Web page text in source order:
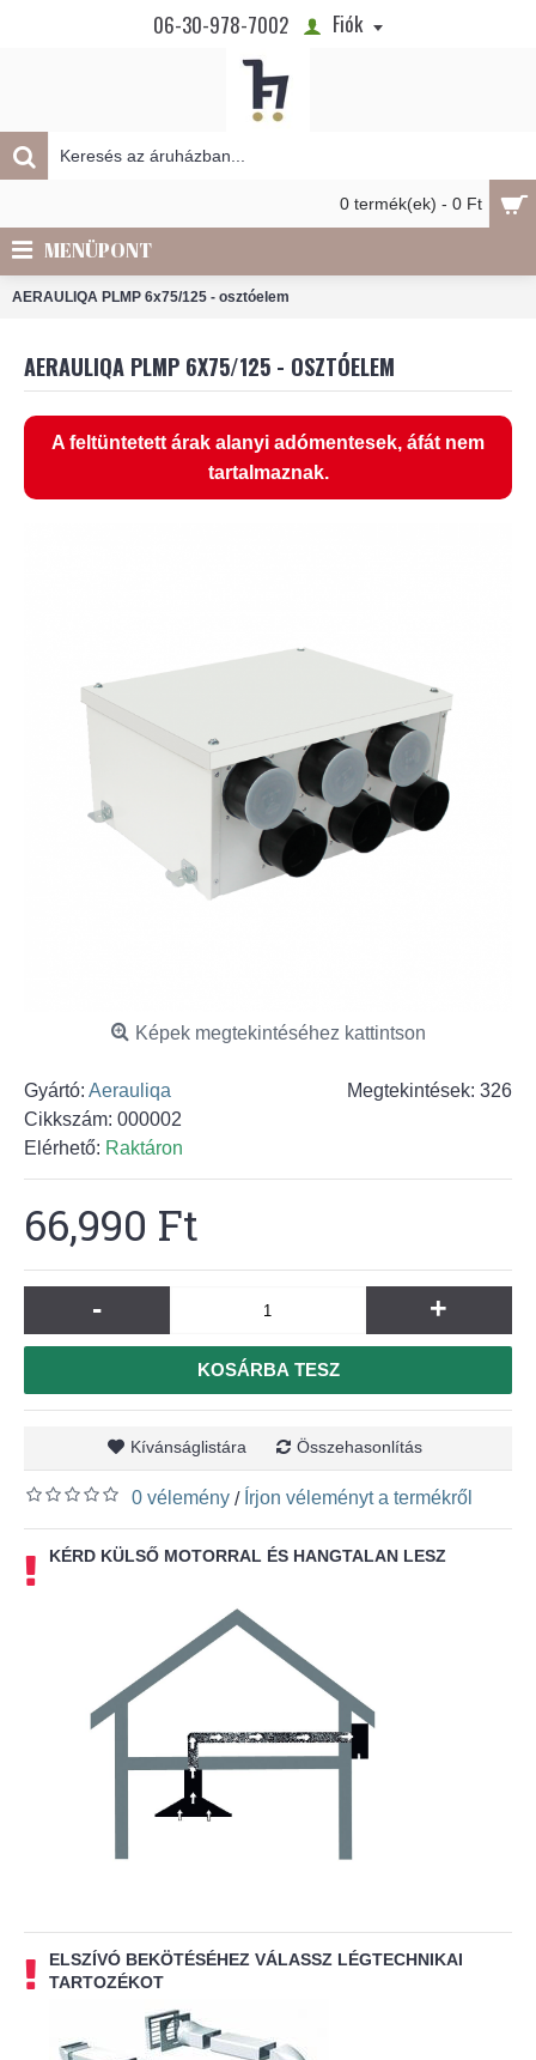
06-30-978-7002 Fiók
0 termék(ek) - 0 Ft
MENÜPONT
AERAULIQA PLMP 6x75/125 - osztóelem
AERAULIQA PLMP 6X75/125 - OSZTÓELEM
A feltüntetett árak alanyi adómentesek, áfát nem
tartalmaznak.
Képek megtekintéséhez kattintson
Megtekintések: 326
Gyártó: Aerauliqa
Cikkszám: 000002
Elérhető: Raktáron
66,990 Ft
- +
KOSÁRBA TESZ
Kívánságlistára Összehasonlítás
0 vélemény / Írjon véleményt a termékről
KÉRD KÜLSŐ MOTORRAL ÉS HANGTALAN LESZ
ELSZÍVÓ BEKÖTÉSÉHEZ VÁLASSZ LÉGTECHNIKAI
TARTOZÉKOT